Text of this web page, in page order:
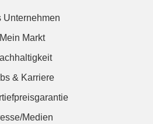
Unternehmen
Mein Markt
& Karriere
Medien